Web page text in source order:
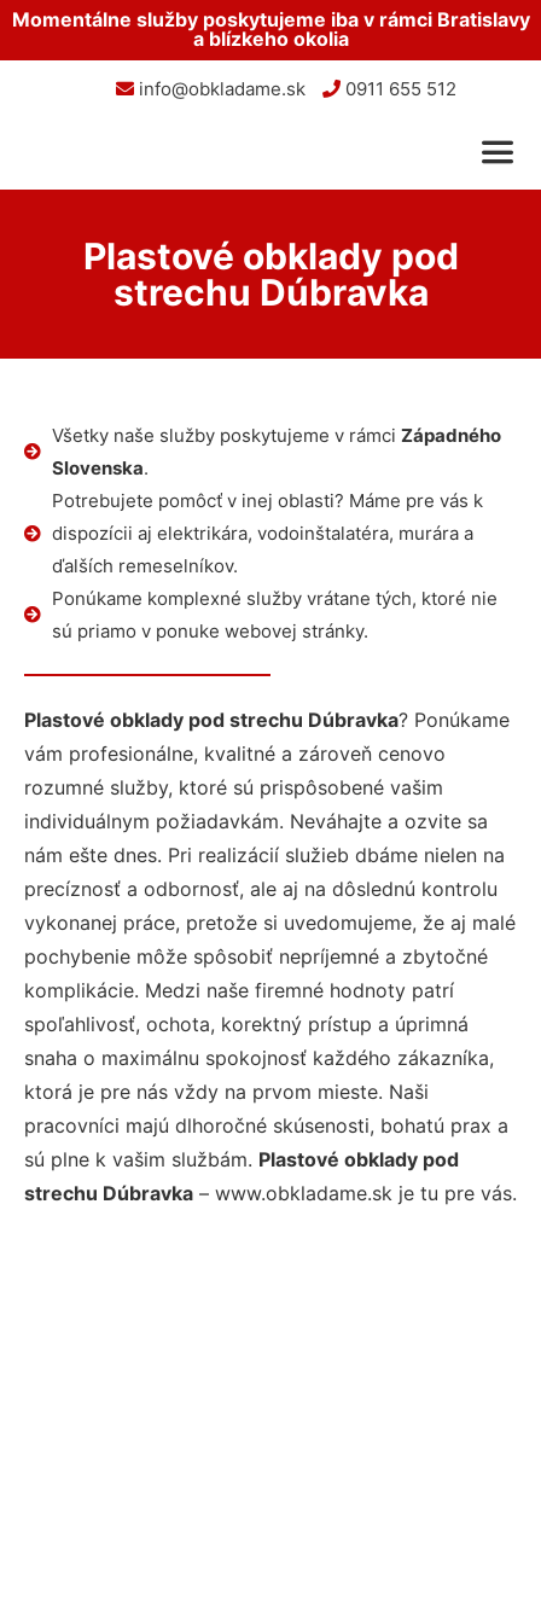
Momentálne služby poskytujeme iba v rámci Bratislavy
a blízkeho okolia
info@obkladame.sk 0911 655 512
Plastové obklady pod
strechu Dúbravka
Všetky naše služby poskytujeme v rámci Západného
Slovenska.
Potrebujete pomôcť v inej oblasti? Máme pre vás k
dispozícii aj elektrikára, vodoinštalatéra, murára a
ďalších remeselníkov.
Ponúkame komplexné služby vrátane tých, ktoré nie
sú priamo v ponuke webovej stránky.
Plastové obklady pod strechu Dúbravka? Ponúkame
vám profesionálne, kvalitné a zároveň cenovo
rozumné služby, ktoré sú prispôsobené vašim
individuálnym požiadavkám. Neváhajte a ozvite sa
nám ešte dnes. Pri realizácií služieb dbáme nielen na
precíznosť a odbornosť, ale aj na dôslednú kontrolu
vykonanej práce, pretože si uvedomujeme, že aj malé
pochybenie môže spôsobiť nepríjemné a zbytočné
komplikácie. Medzi naše firemné hodnoty patrí
spoľahlivosť, ochota, korektný prístup a úprimná
snaha o maximálnu spokojnosť každého zákazníka,
ktorá je pre nás vždy na prvom mieste. Naši
pracovníci majú dlhoročné skúsenosti, bohatú prax a
sú plne k vašim službám. Plastové obklady pod
strechu Dúbravka – www.obkladame.sk je tu pre vás.